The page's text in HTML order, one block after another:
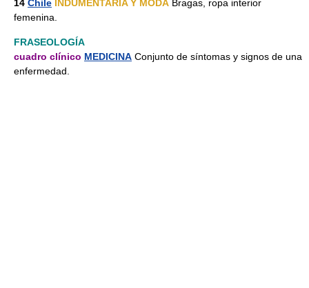
14 Chile INDUMENTARIA Y MODA Bragas, ropa interior
femenina.
FRASEOLOGÍA
cuadro clínico MEDICINA Conjunto de síntomas y signos de una
enfermedad.